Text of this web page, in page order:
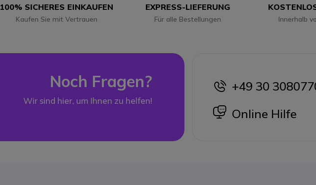
100% SICHERES EINKAUFEN
Kaufen Sie mit Vertrauen
EXPRESS-LIEFERUNG
Für alle Bestellungen Innerhalb
Noch Fragen?
Wir sind hier, um Ihnen zu helfen!
icon
+49 30
icon
Online Hilfe